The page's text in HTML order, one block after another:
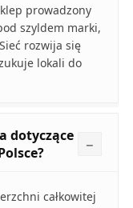
prowadzony
szyldem marki,
rozwija się
lokali do
dotyczące
całkowitej